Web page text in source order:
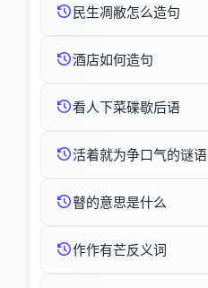
民生凋敝怎么造句
酒店如何造句
看人下菜碟歇后语
活着就为争口气的谜语
瞽的意思是什么
作作有芒反义词